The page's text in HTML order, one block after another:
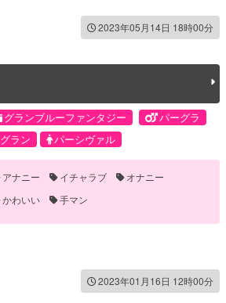
2023年05月14日 18時00分
グランブルーファンタジー
パーグラ
グラン
パーシヴァル
アナニー イチャラブ
オナニー
かわいい
手マン
2023年01月16日 12時00分